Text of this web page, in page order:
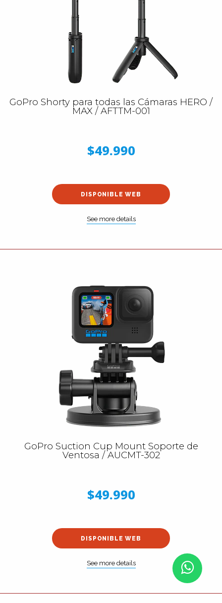
GoPro Shorty para todas las Cámaras HERO /
MAX / AFTTM-001
$49.990
DISPONIBLE WEB
See more details
GoPro Suction Cup Mount Soporte de
Ventosa / AUCMT-302
$49.990
DISPONIBLE WEB
See more details